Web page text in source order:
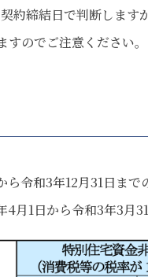
約締結日で判断しま
のでご注意ください。
ら令和3年12月31日ま
月1日から令和3年3月